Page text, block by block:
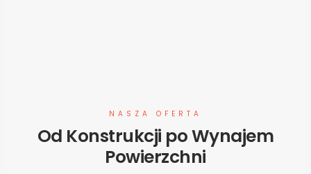
NASZA OFERTA
Od Konstrukcji po Wynajem
Powierzchni